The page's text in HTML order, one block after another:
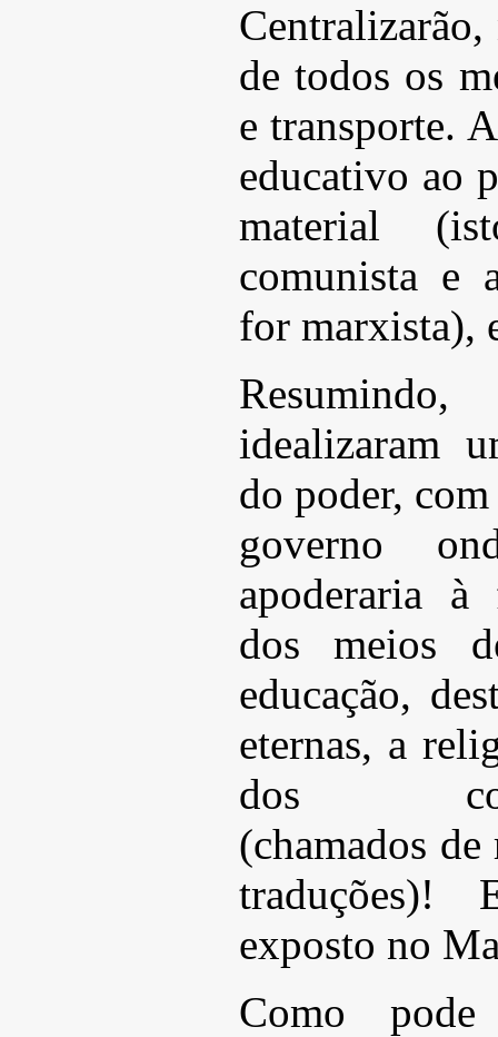
Centralizarão,
de todos os
e transporte.
educativo ao
material
comunista e
for marxista),
idealizaram
do poder,
governo
apoderaria à
dos meios
educação,
eternas, a
dos
(chamados
exposto no
Como